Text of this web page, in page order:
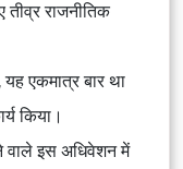
राजनीतिक
यह एकमात्र बार था
किया।
इस अधिवेशन में